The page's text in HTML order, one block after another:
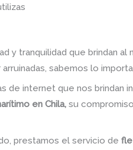
y tranquilidad que brindan
sabemos lo
de internet que nos brindan
en Chila,su
prestamos el servicio de